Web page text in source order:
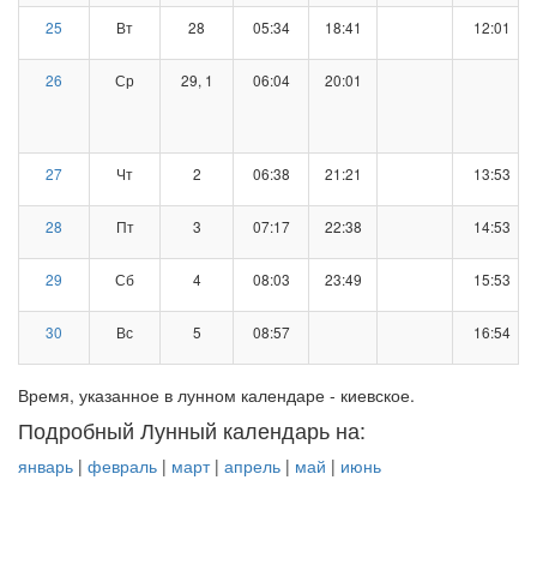
25 Вт 28 05:34 18:41 12:01
26 Ср 29, 1 06:04 20:01
27 Чт 2 06:38 21:21 13:53
28 Пт 3 07:17 22:38 14:53
29 Сб 4 08:03 23:49 15:53
30 Вс 5 08:57 16:54
Время, указанное в лунном календаре - киевское.
Подробный Лунный календарь на:
январь | февраль | март| апрель | май | июнь